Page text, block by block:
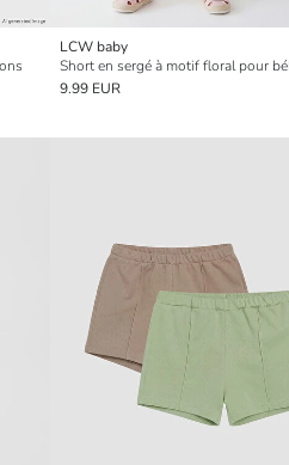
LCW baby
Short en sergé à motif floral pour
9.99 EUR